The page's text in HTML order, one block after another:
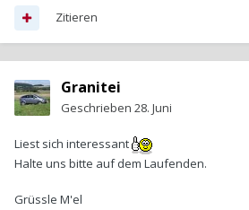
Zitieren
Granitei
Geschrieben 28. Juni
Liest sich interessant
Halte uns bitte auf dem Laufenden.
Grüssle M'el